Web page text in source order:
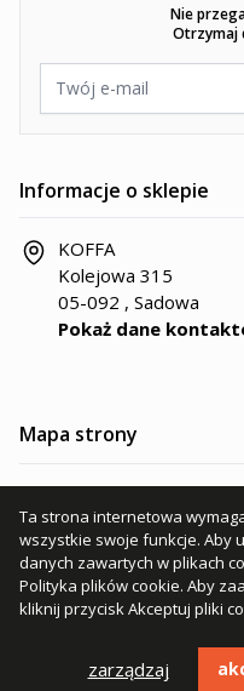
Ta strona internetowa
wszystkie swoje funkcje. Aby
danych zawartych w plikach
Polityka plików cookie. Aby
kliknij przycisk Akceptuj pliki
zarządzaj
Nie
Otrzymaj
Informacje o sklepie
KOFFA
Kolejowa 315
05-092 , Sadowa
Pokaż dane
Mapa strony
Kategorie produktów
Informacje
© 2025 - Wszelkie